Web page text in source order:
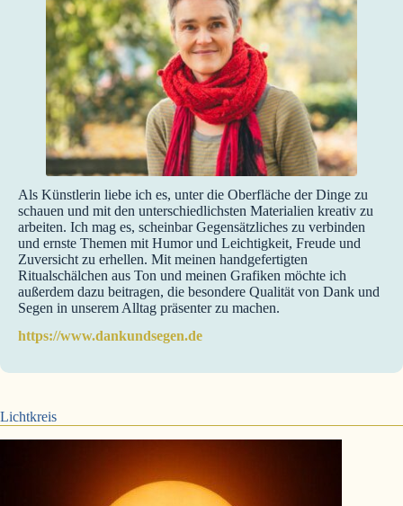
Als Künstlerin liebe ich es, unter die Oberfläche der Dinge zu
schauen und mit den unterschiedlichsten Materialien kreativ zu
arbeiten. Ich mag es, scheinbar Gegensätzliches zu verbinden
und ernste Themen mit Humor und Leichtigkeit, Freude und
Zuversicht zu erhellen. Mit meinen handgefertigten
Ritualschälchen aus Ton und meinen Grafiken möchte ich
außerdem dazu beitragen, die besondere Qualität von Dank und
Segen in unserem Alltag präsenter zu machen.
https://www.dankundsegen.de
Lichtkreis